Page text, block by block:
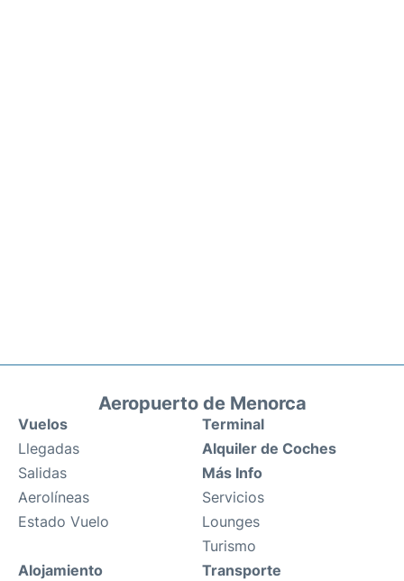
Aeropuerto de Menorca
Vuelos
Llegadas
Salidas
Aerolíneas
Estado Vuelo
Terminal
Alquiler de Coches
Más Info
Servicios
Lounges
Turismo
Alojamiento
Transporte